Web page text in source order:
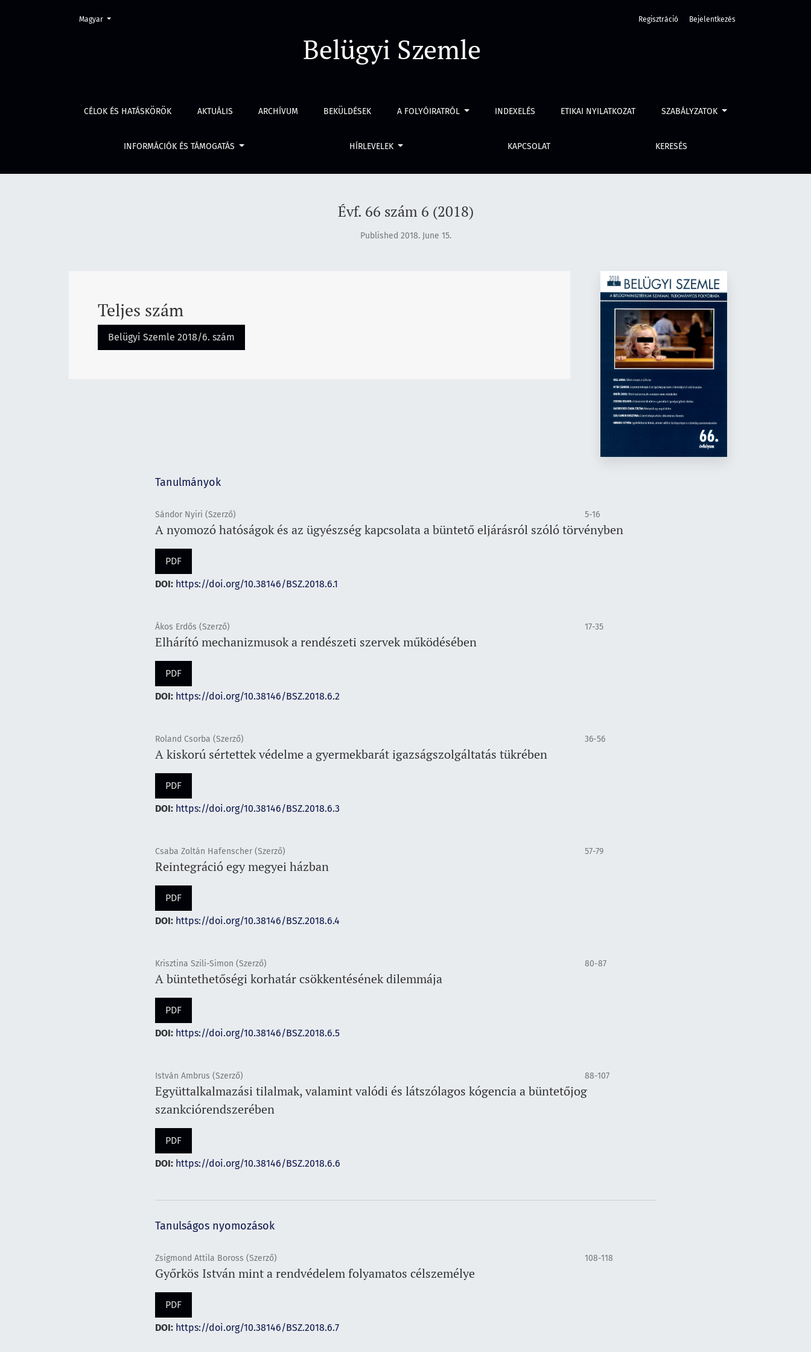
Évf. 66 szám 6 (2018)
Belügyi Szemle
CÉLOK ÉS HATÁSKÖRÖK AKTUÁLIS ARCHÍVUM BEKÜLDÉSEK A FOLYÓIRATRÓL INDEXELÉS ETIKAI NYILATKOZAT SZABÁLYZATOK
INFORMÁCIÓK ÉS TÁMOGATÁS HÍRLEVELEK KAPCSOLAT KERESÉS
Regisztráció Bejelentkezés
Change the language. The current language is:
Magyar
Évf. 66 szám 6 (2018)
Published 2018. June 15.
Teljes szám
Belügyi Szemle 2018/6. szám
Tanulmányok
Sándor Nyiri (Szerző) 5-16
A nyomozó hatóságok és az ügyészség kapcsolata a büntető eljárásról szóló törvényben
PDF
DOI: https://doi.org/10.38146/BSZ.2018.6.1
Ákos Erdős (Szerző) 17-35
Elhárító mechanizmusok a rendészeti szervek működésében
PDF
DOI: https://doi.org/10.38146/BSZ.2018.6.2
Roland Csorba (Szerző) 36-56
A kiskorú sértettek védelme a gyermekbarát igazságszolgáltatás tükrében
PDF
DOI: https://doi.org/10.38146/BSZ.2018.6.3
Csaba Zoltán Hafenscher (Szerző) 57-79
Reintegráció egy megyei házban
PDF
DOI: https://doi.org/10.38146/BSZ.2018.6.4
Krisztina Szili-Simon (Szerző) 80-87
A büntethetőségi korhatár csökkentésének dilemmája
PDF
DOI: https://doi.org/10.38146/BSZ.2018.6.5
István Ambrus (Szerző) 88-107
Együttalkalmazási tilalmak, valamint valódi és látszólagos kógencia a büntetőjog
szankciórendszerében
PDF
DOI: https://doi.org/10.38146/BSZ.2018.6.6
Tanulságos nyomozások
Zsigmond Attila Boross (Szerző) 108-118
Győrkös István mint a rendvédelem folyamatos célszemélye
PDF
DOI: https://doi.org/10.38146/BSZ.2018.6.7